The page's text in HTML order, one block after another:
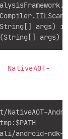
args)
args)
NativeAOT-
NativeAOT-
kali/android-ndk-